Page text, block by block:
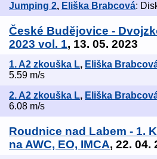
Jumping 2, Eliška Brabcová:
České Budějovice -
2023 vol. 1, 13. 05. 2023
1. A2 zkouška L, Eliška
5.59 m/s
2. A2 zkouška L, Eliška
6.08 m/s
Roudnice nad Labem - 1.
na AWC, EO, IMCA, 22. 04.